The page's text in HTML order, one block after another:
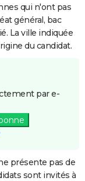
qui n'ont pas
général, bac
La ville indiquée
du candidat.
par e-
présente pas de
sont invités à